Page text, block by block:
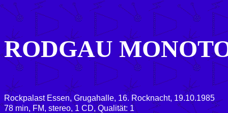
RODGAU
Rockpalast Essen, Grugahalle, 16. Rocknacht, 19.10.1985
78 min, FM, stereo, 1 CD, Qualität: 1